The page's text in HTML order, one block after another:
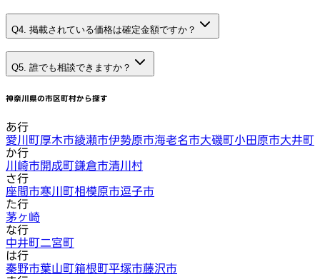
Q4. 掲載されている価格は確定金額ですか？
Q5. 誰でも相談できますか？
神奈川県の市区町村から探す
あ行
愛川町厚木市綾瀬市伊勢原市海老名市大磯町小田原市大井町
か行
川崎市開成町鎌倉市清川村
さ行
座間市寒川町相模原市逗子市
た行
茅ヶ崎
な行
中井町二宮町
は行
秦野市葉山町箱根町平塚市藤沢市